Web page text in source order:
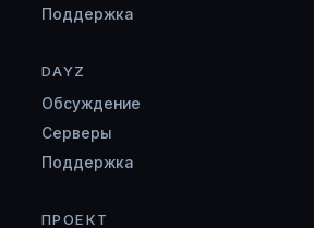
Поддержка
DAYZ
Обсуждение
Серверы
Поддержка
ПРОЕКТ